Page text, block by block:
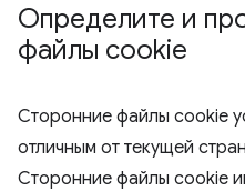
Определите и
файлы cookie
Сторонние файлы cookie
отличным от текущей
Сторонние файлы cookie